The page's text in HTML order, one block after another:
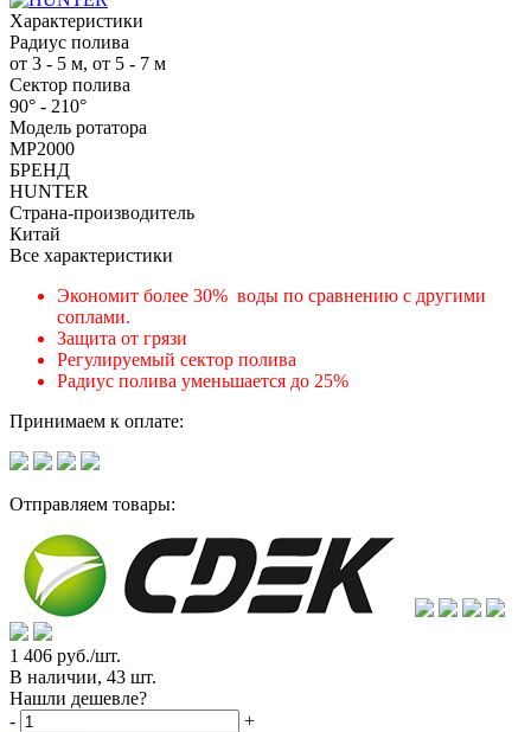
Характеристики
Радиус полива
от 3 - 5 м, от 5 - 7 м
Сектор полива
90° - 210°
Модель ротатора
MP2000
БРЕНД
HUNTER
Страна-производитель
Китай
Все характеристики
Экономит более 30% воды по сравнению с другими
соплами.
Защита от грязи
Регулируемый сектор полива
Радиус полива уменьшается до 25%
Принимаем к оплате:
Отправляем товары:
1 406 руб./шт.
В наличии, 43 шт.
Нашли дешевле?
-
+